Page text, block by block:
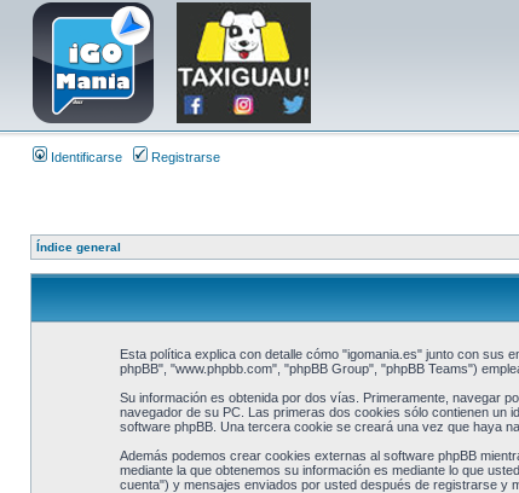
Identificarse Registrarse
Índice general
Esta política explica con detalle cómo "igomania.es" junto con sus
phpBB", "www.phpbb.com", "phpBB Group", "phpBB Teams")
Su información es obtenida por dos vías. Primeramente, navegar
navegador de su PC. Las primeras dos cookies sólo contienen un
software phpBB. Una tercera cookie se creará una vez que haya
Además podemos crear cookies externas al software phpBB
mediante la que obtenemos su información es mediante lo que
cuenta") y mensajes enviados por usted después de registrarse y